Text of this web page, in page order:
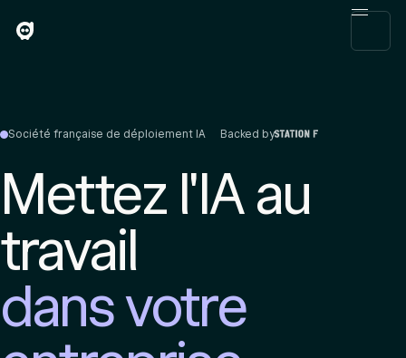
Société française de déploiement IA Backed by
Mettez l'IA au
travail
dans votre